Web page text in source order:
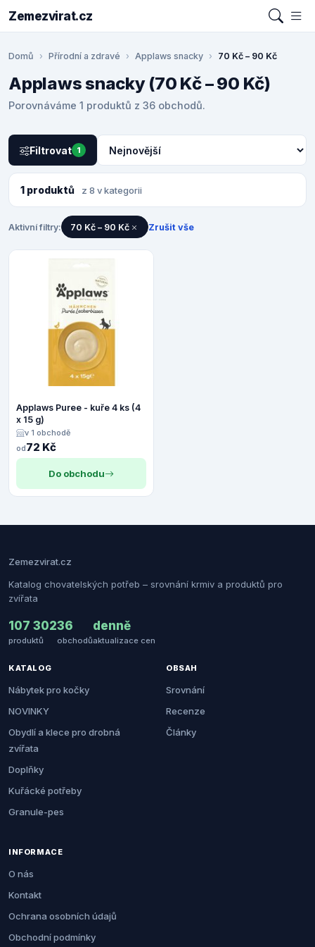
Zemezvirat.cz
Domů Přírodní a zdravé Applaws snacky 70 Kč – 90 Kč
Applaws snacky (70 Kč – 90 Kč)
Porovnáváme 1 produktů z 36 obchodů.
Filtrovat 1
1 produktů z 8 v kategorii
Aktivní filtry: 70 Kč – 90 Kč Zrušit vše
Applaws Puree - kuře 4 ks (4
x 15 g)
v 1 obchodě
od72 Kč
Do obchodu
Zemezvirat.cz
Katalog chovatelských potřeb – srovnání krmiv a produktů pro
zvířata
107 302
produktů
36
obchodů
denně
aktualizace cen
KATALOG
Nábytek pro kočky
NOVINKY
Obydlí a klece pro drobná
zvířata
Doplňky
Kuřácké potřeby
Granule-pes
OBSAH
Srovnání
Recenze
Články
INFORMACE
O nás
Kontakt
Ochrana osobních údajů
Obchodní podmínky